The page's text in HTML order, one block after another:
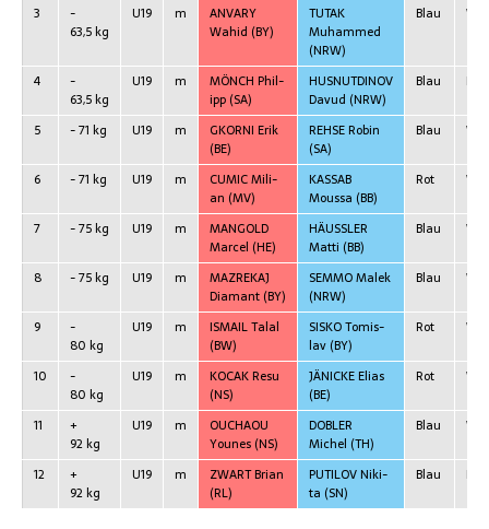
3
-
63,5 kg
U19 m
ANVARY
Wahid (BY)
TUTAK
Muham­med
(NRW)
Blau WP
4
-
63,5 kg
U19 m
MÖNCH Phil­
ipp (SA)
HUSNUTDINOV
Davud (NRW)
Blau RSC
5 - 71 kg U19 m
GKORNI Erik
(BE)
REHSE Robin
(SA)
Blau WP
6 - 71 kg U19 m
CUMIC Mili­
an (MV)
KASSAB
Moussa (BB)
Rot WP
7 - 75 kg U19 m
MANGOLD
Mar­cel (HE)
HÄUSSLER
Mat­ti (BB)
Blau WP
8 - 75 kg U19 m
MAZREKAJ
Dia­mant (BY)
SEMMO Malek
(NRW)
Blau WP
9
-
80 kg
U19 m
ISMAIL Tal­al
(BW)
SISKO Tomis­
lav (BY)
Rot WP
10
-
80 kg
U19 m
KOCAK Resu
(NS)
JÄNICKE Eli­as
(BE)
Rot WP
11
+
92 kg
U19 m
OUCHAOU
Younes (NS)
DOBLER
Michel (TH)
Blau WP
12
+
92 kg
U19 m
ZWART Bri­an
(RL)
PUTILOV Niki­
ta (SN)
Blau RSC